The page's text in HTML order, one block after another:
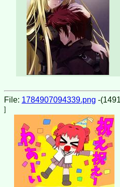
File: 1784907094339.png -
]